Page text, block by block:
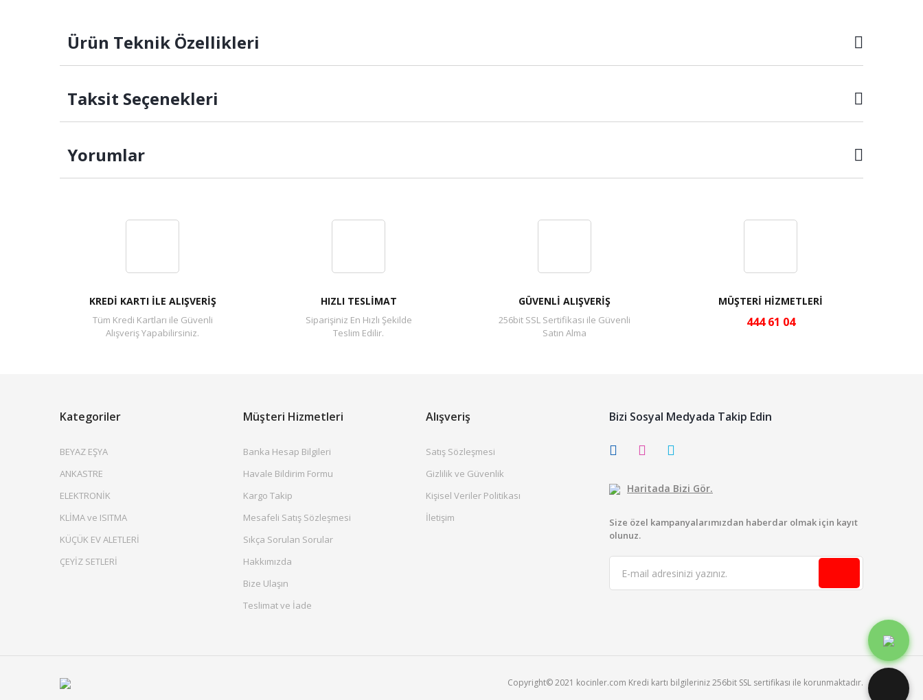
Ürün Teknik Özellikleri
Taksit Seçenekleri
Yorumlar
KREDİ KARTI İLE ALIŞVERİŞ
Tüm Kredi Kartları ile Güvenli
Alışveriş Yapabilirsiniz.
HIZLI TESLİMAT
Siparişiniz En Hızlı Şekilde
Teslim Edilir.
GÜVENLİ ALIŞVERİŞ
256bit SSL Sertifikası ile Güvenli
Satın Alma
MÜŞTERİ HİZMETLERİ
444 61 04
Kategoriler
BEYAZ EŞYA
ANKASTRE
ELEKTRONİK
KLİMA ve ISITMA
KÜÇÜK EV ALETLERİ
ÇEYİZ SETLERİ
Müşteri Hizmetleri
Banka Hesap Bilgileri
Havale Bildirim Formu
Kargo Takip
Mesafeli Satış Sözleşmesi
Sıkça Sorulan Sorular
Hakkımızda
Bize Ulaşın
Teslimat ve İade
Alışveriş
Satış Sözleşmesi
Gizlilik ve Güvenlik
Kişisel Veriler Politikası
İletişim
Bizi Sosyal Medyada Takip Edin
Haritada Bizi Gör.
Size özel kampanyalarımızdan haberdar olmak için kayıt
olunuz.
Copyright© 2021 kocinler.com Kredi kartı bilgileriniz 256bit SSL sertifikası ile korunmaktadır.